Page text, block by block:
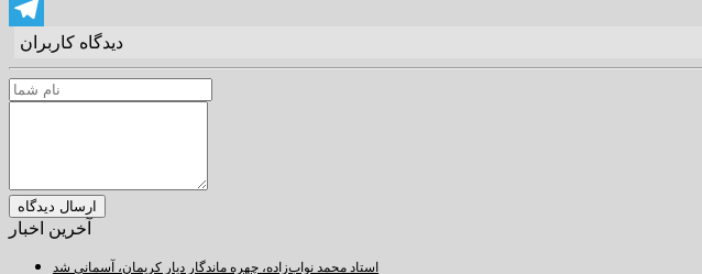
Facebook
Telegram
دیدگاه کاربران
آخرین اخبار
استاد محمد نواب‌زاده، چهره ماندگار دیار کریمان، آسمانی شد